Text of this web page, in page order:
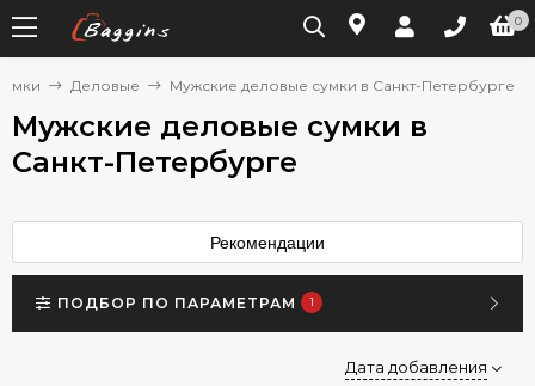
0
Деловые Мужские деловые сумки в Санкт-Петербурге
Мужские деловые сумки в
Санкт-Петербурге
Рекомендации
ПОДБОР ПО ПАРАМЕТРАМ 1
Дата добавления